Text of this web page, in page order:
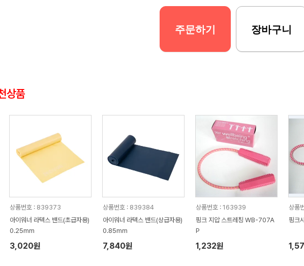
주문하기 장바구니
상품
상품번호 : 839373
아이워너 라텍스 밴드(초급자용)
0.25mm
3,020원
상품번호 : 839384
아이워너 라텍스 밴드(상급자용)
0.85mm
7,840원
상품번호 : 163939
핑크 지압 스트레칭 WB-707A
P
1,232원
상품
핑크